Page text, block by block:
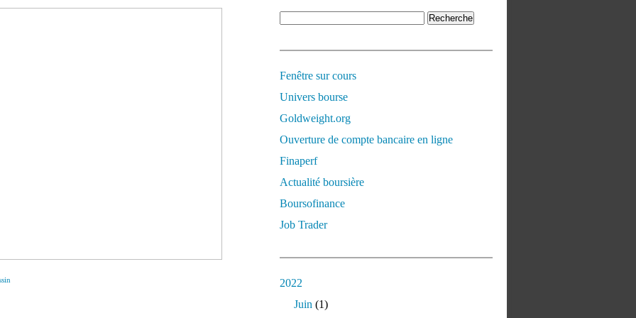
Fenêtre sur cours
Univers bourse
Goldweight.org
Ouverture de compte bancaire en ligne
Finaperf
Actualité boursière
Boursofinance
Job Trader
2022
Juin (1)